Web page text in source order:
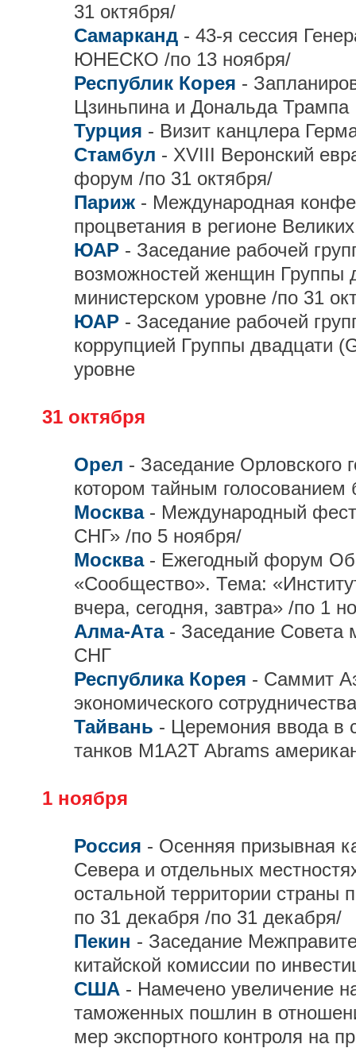
31 октября/
Самарканд - 43-я сессия
ЮНЕСКО /по 13 ноября/
Республик Корея -
Цзиньпина и Дональда Трампа
Турция - Визит канцлера
Стамбул - XVIII Веронский
форум /по 31 октября/
Париж - Международная
процветания в регионе
ЮАР - Заседание рабочей
возможностей женщин Группы
министерском уровне /по 31
ЮАР - Заседание рабочей
коррупцией Группы двадцати
уровне
31 октября
Орел - Заседание Орловского
котором тайным голосованием
Москва - Международный
СНГ» /по 5 ноября/
Москва - Ежегодный форум
«Сообщество». Тема:
вчера, сегодня, завтра» /по 1
Алма-Ата - Заседание Совета
СНГ
Республика Корея - Саммит
экономического
Тайвань - Церемония ввода в
танков M1A2T Abrams
1 ноября
Россия - Осенняя призывная
Севера и отдельных
остальной территории страны
по 31 декабря /по 31 декабря/
Пекин - Заседание
китайской комиссии по
США - Намечено увеличение
таможенных пошлин в
мер экспортного контроля на